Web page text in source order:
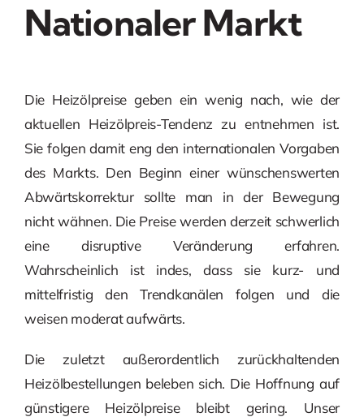
Nationaler Markt
Die Heizölpreise geben ein wenig nach, wie der
aktuellen Heizölpreis-Tendenz zu entnehmen ist.
Sie folgen damit eng den internationalen Vorgaben
des Markts. Den Beginn einer wünschenswerten
Abwärtskorrektur sollte man in der Bewegung
nicht wähnen. Die Preise werden derzeit schwerlich
eine disruptive Veränderung erfahren.
Wahrscheinlich ist indes, dass sie kurz- und
mittelfristig den Trendkanälen folgen und die
weisen moderat aufwärts.
Die zuletzt außerordentlich zurückhaltenden
Heizölbestellungen beleben sich. Die Hoffnung auf
günstigere Heizölpreise bleibt gering. Unser